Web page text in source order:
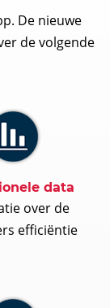
De nieuwe
de volgende
data
over de
efficiëntie